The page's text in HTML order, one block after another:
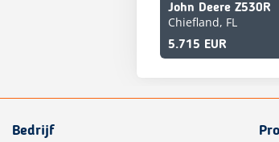
John Deere Z530R
Chiefland, FL
5.715 EUR
Bedrijf